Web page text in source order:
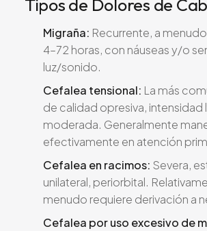
Tipos de Dolores de
Migraña: Recurrente, a
4–72 horas, con náuseas y/o
luz/sonido.
Cefalea tensional: La más
de calidad opresiva, intensidad
moderada. Generalmente
efectivamente en atención
Cefalea en racimos: Severa,
unilateral, periorbital.
menudo requiere derivación a
Cefalea por uso excesivo de